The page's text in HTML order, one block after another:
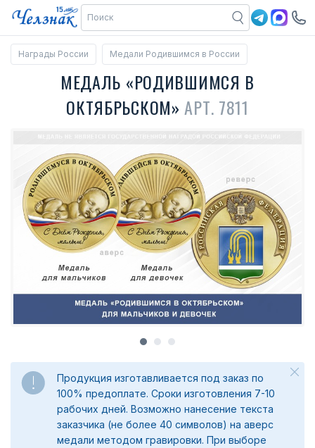
Награды России Медали Родившимся в России
МЕДАЛЬ «РОДИВШИМСЯ В
ОКТЯБРЬСКОМ»АРТ. 7811
Продукция изготавливается под заказ по
100% предоплате. Сроки изготовления 7-10
рабочих дней. Возможно нанесение текста
заказчика (не более 40 символов) на аверс
медали методом гравировки. При выборе